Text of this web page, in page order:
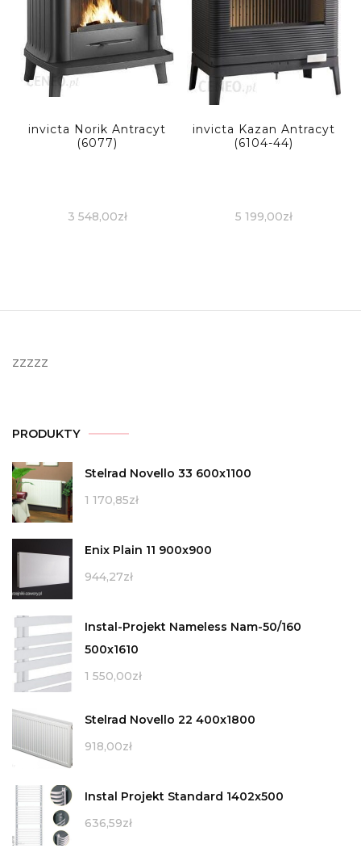
invicta Norik Antracyt
(6077)
3 548,00zł
invicta Kazan Antracyt
(6104-44)
5 199,00zł
zzzzz
PRODUKTY
Stelrad Novello 33 600x1100
1 170,85zł
Enix Plain 11 900x900
944,27zł
Instal-Projekt Nameless Nam-50/160
500x1610
1 550,00zł
Stelrad Novello 22 400x1800
918,00zł
Instal Projekt Standard 1402x500
636,59zł